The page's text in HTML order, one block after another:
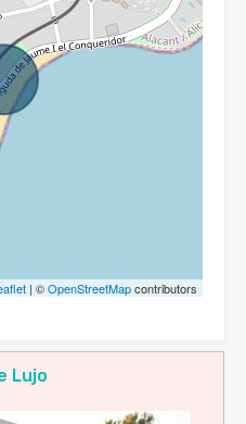
| ©OpenStreetMapcontributors
Lujo